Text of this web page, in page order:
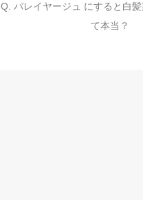
Q. バレイヤージュ にすると白
て本当？